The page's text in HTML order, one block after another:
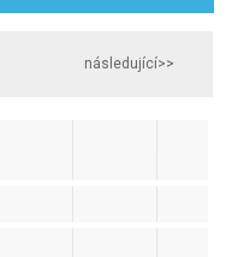
následující>>